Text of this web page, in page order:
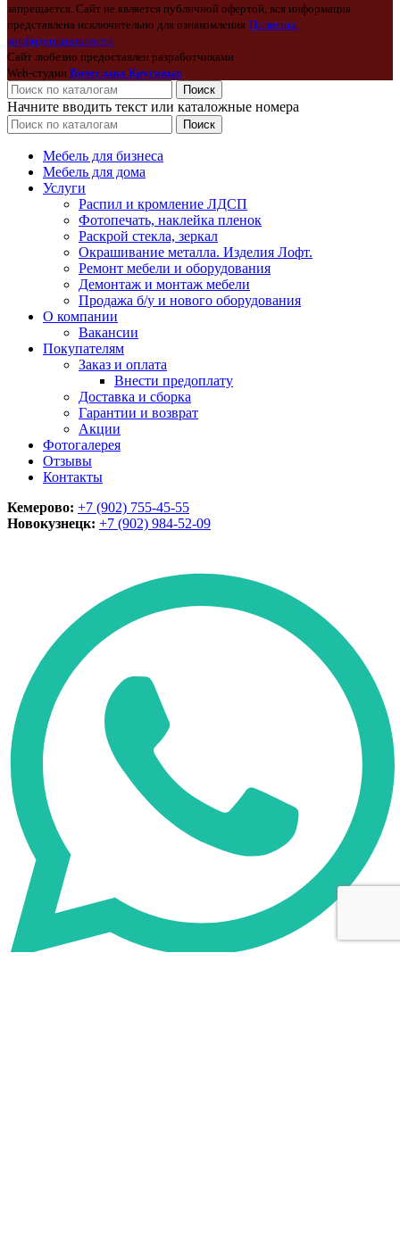
запрещается. Сайт не является публичной офертой, вся информация
представлена исключительно для ознакомления Политика
конфиденциальности
Сайт любезно предоставлен разработчиками
Web-студии Вячеслава Круговых
Поиск
Начните вводить текст или каталожные номера
Поиск
Мебель для бизнеса
Мебель для дома
Услуги
Распил и кромление ЛДСП
Фотопечать, наклейка пленок
Раскрой стекла, зеркал
Окрашивание металла. Изделия Лофт.
Ремонт мебели и оборудования
Демонтаж и монтаж мебели
Продажа б/у и нового оборудования
О компании
Вакансии
Покупателям
Заказ и оплата
Внести предоплату
Доставка и сборка
Гарантии и возврат
Акции
Фотогалерея
Отзывы
Контакты
Кемерово: +7 (902) 755-45-55
Новокузнецк: +7 (902) 984-52-09